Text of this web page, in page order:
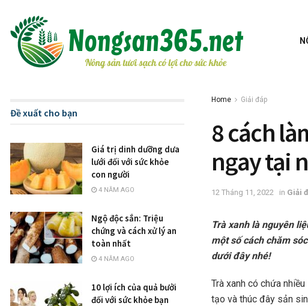
Home Giải đáp
8 cách
ngay tại
12 Tháng 11, 2022 in Giải
Trà xanh là nguyên
một số cách chăm
dưới đây nhé!
Trà xanh có chứa
tạo và thúc đây sản
Đề xuất cho bạn
Giá trị dinh dưỡng dưa
lưới đối với sức khỏe
con người
4 NĂM AGO
Ngộ độc sắn: Triệu
chứng và cách xử lý an
toàn nhất
4 NĂM AGO
10 lợi ích của quả bưởi
đối với sức khỏe bạn